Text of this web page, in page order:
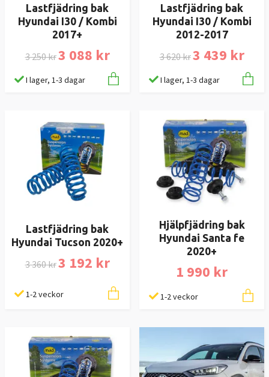
Lastfjädring bak
Hyundai I30 / Kombi
2017+
3 250 kr3 088 kr
I lager, 1-3 dagar
Lastfjädring bak
Hyundai I30 / Kombi
2012-2017
3 620 kr3 439 kr
I lager, 1-3 dagar
Lastfjädring bak
Hyundai Tucson 2020+
3 360 kr3 192 kr
1-2 veckor
Hjälpfjädring bak
Hyundai Santa fe
2020+
1 990 kr
1-2 veckor